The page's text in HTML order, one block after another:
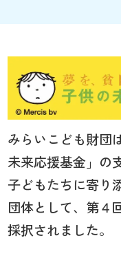
みらいこども財団
未来応援基金」の
子どもたちに寄り
団体として、第４
採択されました。